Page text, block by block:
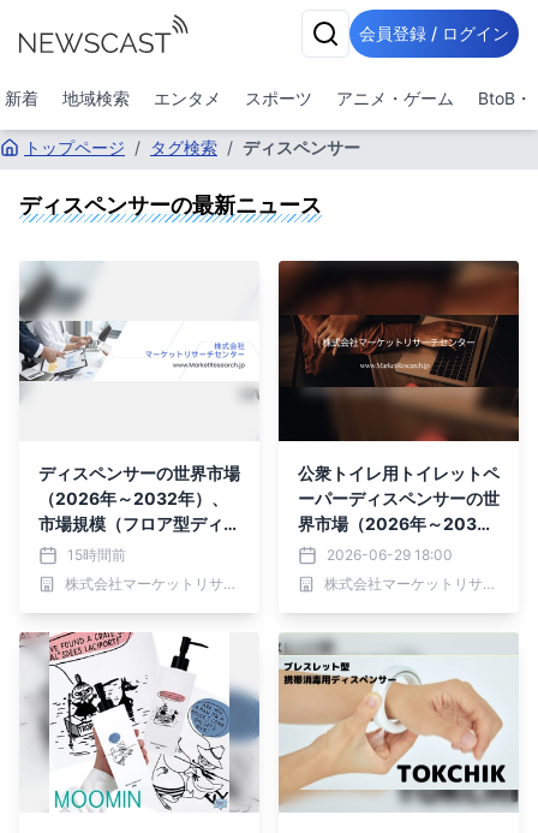
会員登録 / ログイン
新着 地域検索 エンタメ スポーツ アニメ・ゲーム BtoB・
トップページ / タグ検索 / ディスペンサー
ディスペンサーの最新ニュース
ディスペンサーの世界市場
（2026年～2032年）、
市場規模（フロア型ディス
ペンサー、デスクトップ型
ディスペンサー）・分析レ
ポートを発表
15時間前
株式会社マーケットリサーチセンター
公衆トイレ用トイレットペ
ーパーディスペンサーの世
界市場（2026年～2032
年）、市場規模（10.1イン
チ、13.3インチ、その
他）・分析レポートを発表
2026-06-29 18:00
株式会社マーケットリサーチセンター